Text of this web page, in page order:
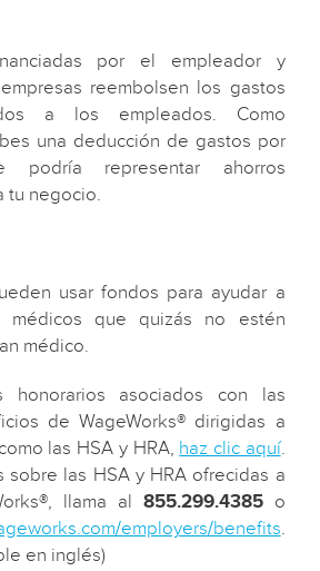
por el empleador y
reembolsen los gastos
a los empleados. Como
una deducción de gastos por
podría representar ahorros
tu negocio.
usar fondos para ayudar a
médicos que quizás no estén
médico.
honorarios asociados con las
de WageWorks® dirigidas a
las HSA y HRA, haz clic aquí.
sobre las HSA y HRA ofrecidas a
llama al 855.299.4385o
employers/benefits
en inglés)